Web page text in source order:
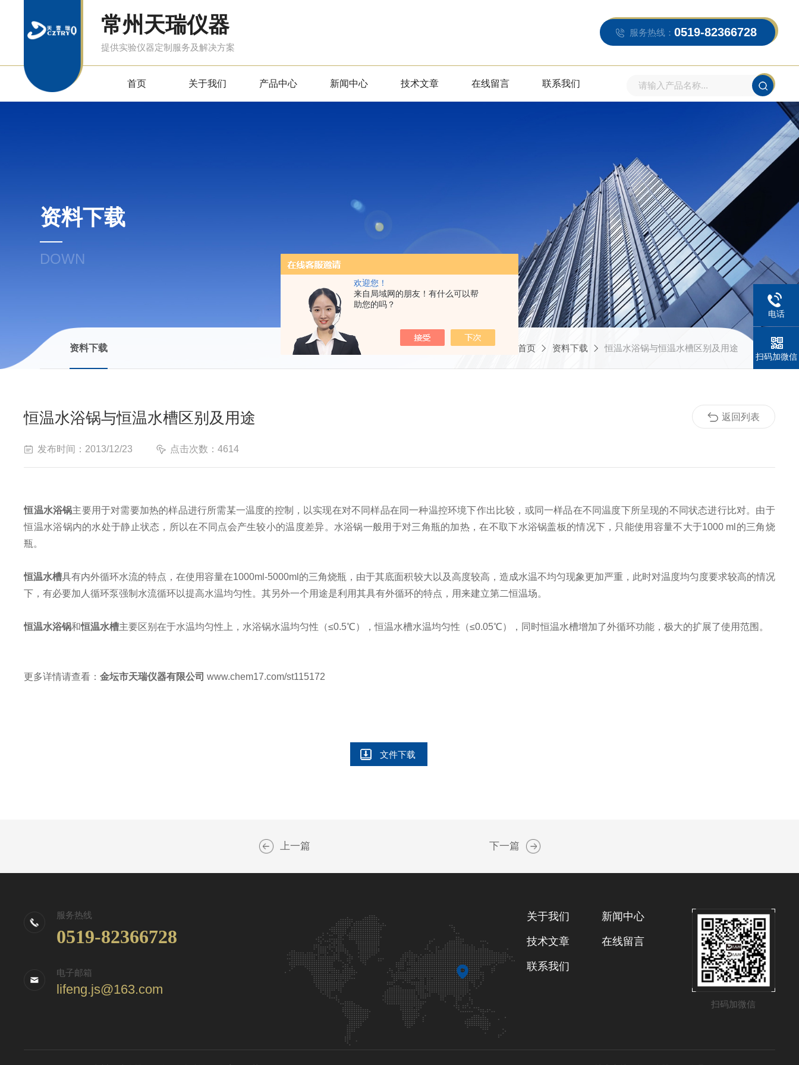
欢迎您！
来自局域网的朋友！有什么可以帮
助您的吗？
常州天瑞仪器
提供实验仪器定制服务及解决方案
服务热线： 0519-82366728
首页 关于我们 产品中心 新闻中心 技术文章 在线留言 联系我们
资料下载
DOWN
资料下载 当前位置： 首页 资料下载 恒温水浴锅与恒温水槽区别及用途
恒温水浴锅与恒温水槽区别及用途
发布时间：2013/12/23 点击次数：4614
恒温水浴锅主要用于对需要加热的样品进行所需某一温度的控制，以实现在对不同样品在同一种温控环境下作出比较，或同一样品在不同温度下所呈现的不同状态进行比对。由于
恒温水浴锅内的水处于静止状态，所以在不同点会产生较小的温度差异。水浴锅一般用于对三角瓶的加热，在不取下水浴锅盖板的情况下，只能使用容量不大于1000 ml 的三角烧
瓶。
恒温水槽具有内外循环水流的特点，在使用容量在1000ml-5000ml 的三角烧瓶，由于其底面积较大以及高度较高，造成水温不均匀现象更加严重，此时对温度均匀度要求较高的情况
下，有必要加人循环泵强制水流循环以提高水温均匀性。其另外一个用途是利用其具有外循环的特点，用来建立第二恒温场。
恒温水浴锅和恒温水槽主要区别在于水温均匀性上，水浴锅水温均匀性（≤0.5℃），恒温水槽水温均匀性（≤0.05℃），同时恒温水槽增加了外循环功能，极大的扩展了使用范围。
更多详情请查看：金坛市天瑞仪器有限公司 www.chem17.com/st115172
文件下载
返回列表
上一篇 下一篇
服务热线
0519-82366728
电子邮箱
lifeng.js@163.com
扫码加微信
关于我们 新闻中心
技术文章 在线留言
联系我们
电话
扫码加微信